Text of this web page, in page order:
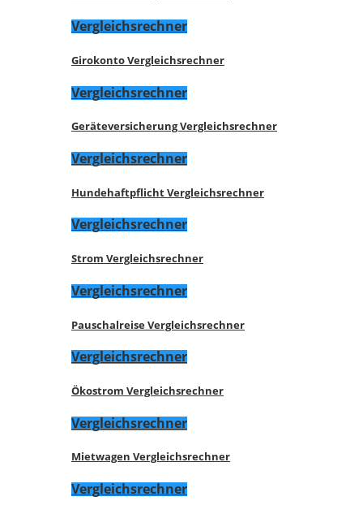
Vergleichsrechner
Girokonto Vergleichsrechner
Vergleichsrechner
Geräteversicherung Vergleichsrechner
Vergleichsrechner
Hundehaftpflicht Vergleichsrechner
Vergleichsrechner
Strom Vergleichsrechner
Vergleichsrechner
Pauschalreise Vergleichsrechner
Vergleichsrechner
Ökostrom Vergleichsrechner
Vergleichsrechner
Mietwagen Vergleichsrechner
Vergleichsrechner